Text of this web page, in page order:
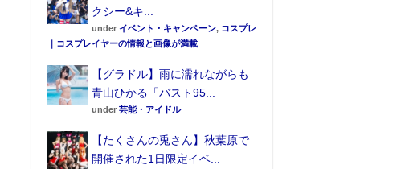
クシー&キ...
under イベント・キャンペーン, コスプレ
｜コスプレイヤーの情報と画像が満載
【グラドル】雨に濡れながらも
青山ひかる「バスト95...
under 芸能・アイドル
【たくさんの兎さん】秋葉原で
開催された1日限定イベ...